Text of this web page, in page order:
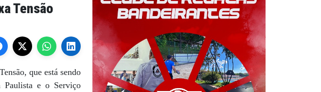
Tensão
que está sendo
Paulista e o Serviço